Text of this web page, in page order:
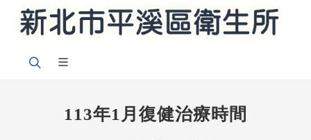
113年1月復健治療時間